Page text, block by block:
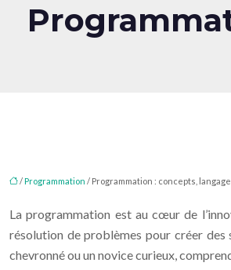
/Programmation / Programmation : concepts,
La programmation est au cœur de
résolution de problèmes pour créer des
chevronné ou un novice curieux,